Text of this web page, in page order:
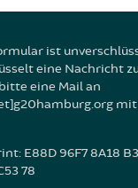
ist
eine Nachricht
eine Mail an
E88D 96F7 8A18
78